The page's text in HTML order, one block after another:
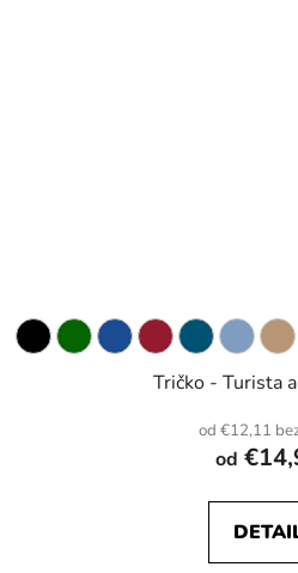
Tričko - Turista
od €12,11
od